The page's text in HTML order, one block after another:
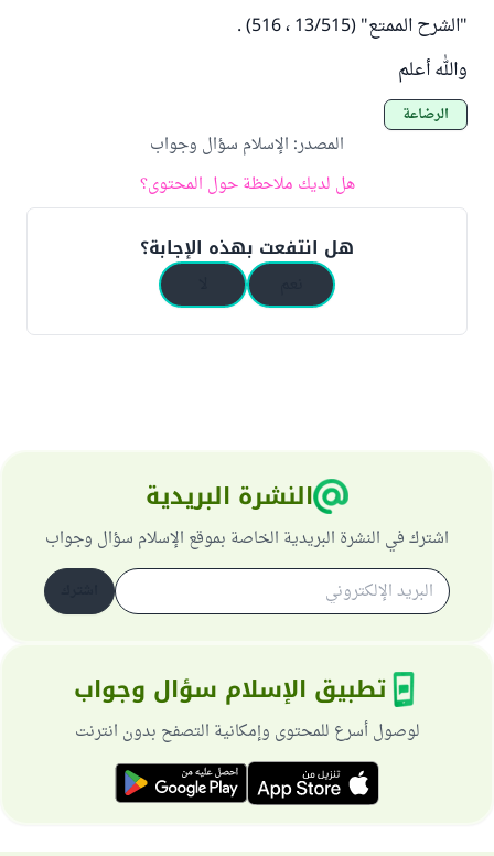
"الشرح الممتع" (13/515 ، 516) .
والله أعلم
الرضاعة
المصدر: الإسلام سؤال وجواب
هل لديك ملاحظة حول المحتوى؟
هل انتفعت بهذه الإجابة؟
النشرة البريدية
اشترك في النشرة البريدية الخاصة بموقع الإسلام سؤال وجواب
تطبيق الإسلام سؤال وجواب
لوصول أسرع للمحتوى وإمكانية التصفح بدون انترنت